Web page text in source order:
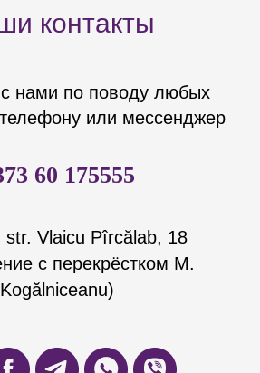
контакты
нами по поводу любых
или мессенджер
60 175555
str. Vlaicu Pîrcălab, 18
с перекрёстком M.
Kogălniceanu)